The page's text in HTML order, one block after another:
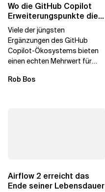
Wo die GitHub Copilot
Erweiterungspunkte die
Governance brechen
Viele der jüngsten
Ergänzungen des GitHub
Copilot-Ökosystems bieten
einen echten Mehrwert für
aber auch die...
Rob Bos
Airflow 2 erreicht das
Ende seiner Lebensdauer